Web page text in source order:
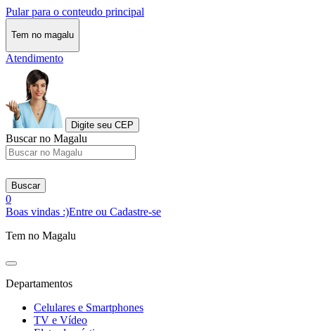
Pular para o conteudo principal
Tem no magalu
Atendimento
Digite seu CEP
Buscar no Magalu
Buscar
0
Boas vindas :)Entre ou Cadastre-se
Tem no Magalu
Departamentos
Celulares e Smartphones
TV e Vídeo